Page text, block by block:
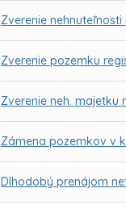
Zverenie nehnuteľnosti
Zverenie pozemku
Zverenie neh. majetku
Zámena pozemkov v
Dlhodobý prenájom